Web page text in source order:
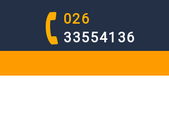
026
33554136